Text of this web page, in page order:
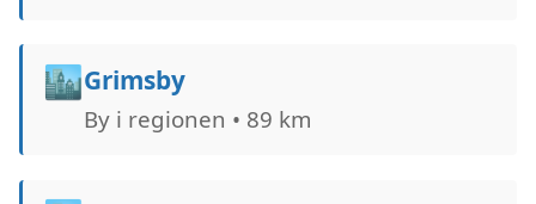
🏙️Grimsby
By i regionen • 89 km